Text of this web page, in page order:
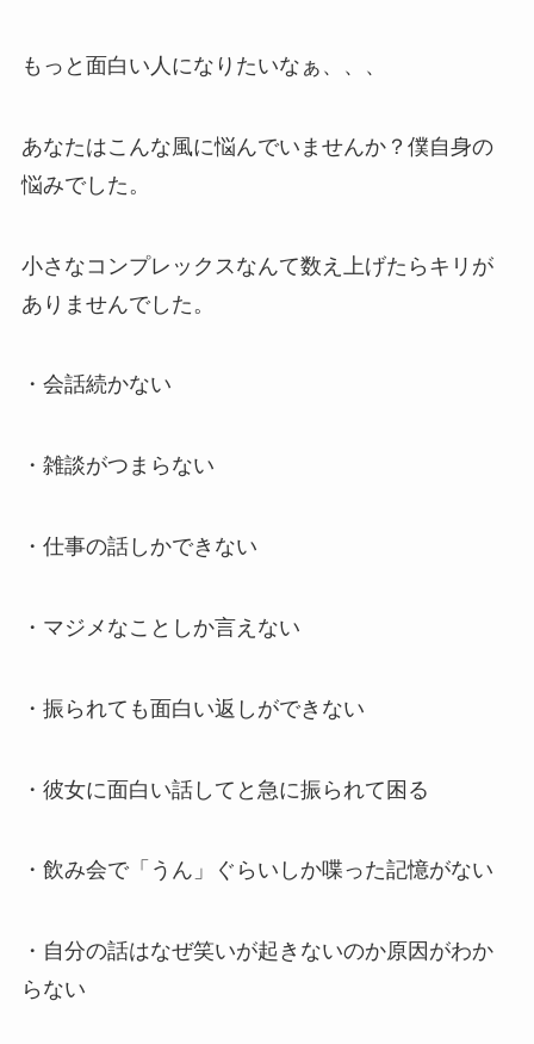
もっと面白い人になりたいなぁ、、、
あなたはこんな風に悩んでいませんか？僕自身の
悩みでした。
小さなコンプレックスなんて数え上げたらキリが
ありませんでした。
・会話続かない
・雑談がつまらない
・仕事の話しかできない
・マジメなことしか言えない
・振られても面白い返しができない
・彼女に面白い話してと急に振られて困る
・飲み会で「うん」ぐらいしか喋った記憶がない
・自分の話はなぜ笑いが起きないのか原因がわか
らない